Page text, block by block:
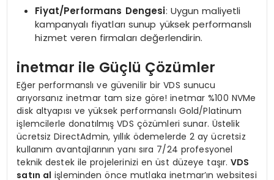
Fiyat/Performans Dengesi: Uygun maliyetli
kampanyalı fiyatları sunup yüksek performanslı
hizmet veren firmaları değerlendirin.
inetmar ile Güçlü Çözümler
Eğer performanslı ve güvenilir bir VDS sunucu
arıyorsanız inetmar tam size göre! inetmar %100 NVMe
disk altyapısı ve yüksek performanslı Gold/Platinum
işlemcilerle donatılmış VDS çözümleri sunar. Üstelik
ücretsiz DirectAdmin, yıllık ödemelerde 2 ay ücretsiz
kullanım avantajlarının yanı sıra 7/24 profesyonel
teknik destek ile projelerinizi en üst düzeye taşır.VDS
satın al işleminden önce mutlaka inetmar’ın websitesi